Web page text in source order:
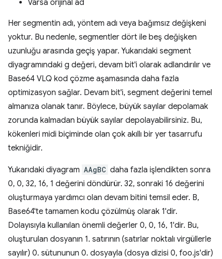
Varsa orijinal ad
Her segmentin adı, yöntem adı veya bağımsız değişkeni
yoktur. Bu nedenle, segmentler dört ile beş değişken
uzunluğu arasında geçiş yapar. Yukarıdaki segment
diyagramındaki g değeri, devam bit'i olarak adlandırılır ve
Base64 VLQ kod çözme aşamasında daha fazla
optimizasyon sağlar. Devam bit'i, segment değerini temel
almanıza olanak tanır. Böylece, büyük sayılar depolamak
zorunda kalmadan büyük sayılar depolayabilirsiniz. Bu,
kökenleri midi biçiminde olan çok akıllı bir yer tasarrufu
tekniğidir.
Yukarıdaki diyagram AAgBC daha fazla işlendikten sonra
0, 0, 32, 16, 1 değerini döndürür. 32, sonraki 16 değerini
oluşturmaya yardımcı olan devam bitini temsil eder. B,
Base64'te tamamen kodu çözülmüş olarak 1'dir.
Dolayısıyla kullanılan önemli değerler 0, 0, 16, 1'dir. Bu,
oluşturulan dosyanın 1. satırının (satırlar noktalı virgüllerle
sayılır) 0. sütununun 0. dosyayla (dosya dizisi 0, foo.js'dir)